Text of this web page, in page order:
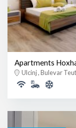
Apartments
Ulcinj , Bulevar